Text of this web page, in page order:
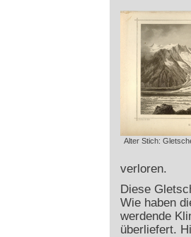
Alter Stich:
verloren.
Diese
Wie haben
werdende
überliefert.